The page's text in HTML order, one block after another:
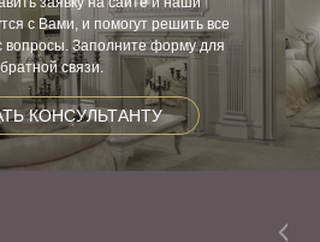
с Вами, и помогут решить все
Заполните форму для
связи.
КОНСУЛЬТАНТУ